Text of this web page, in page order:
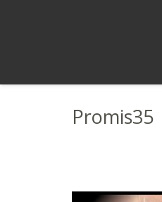
Promis35